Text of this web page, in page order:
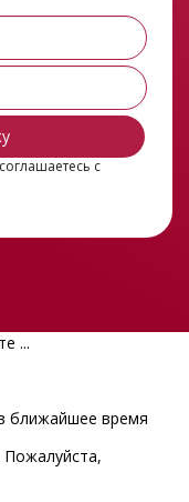
с
...
ближайшее время
Пожалуйста,